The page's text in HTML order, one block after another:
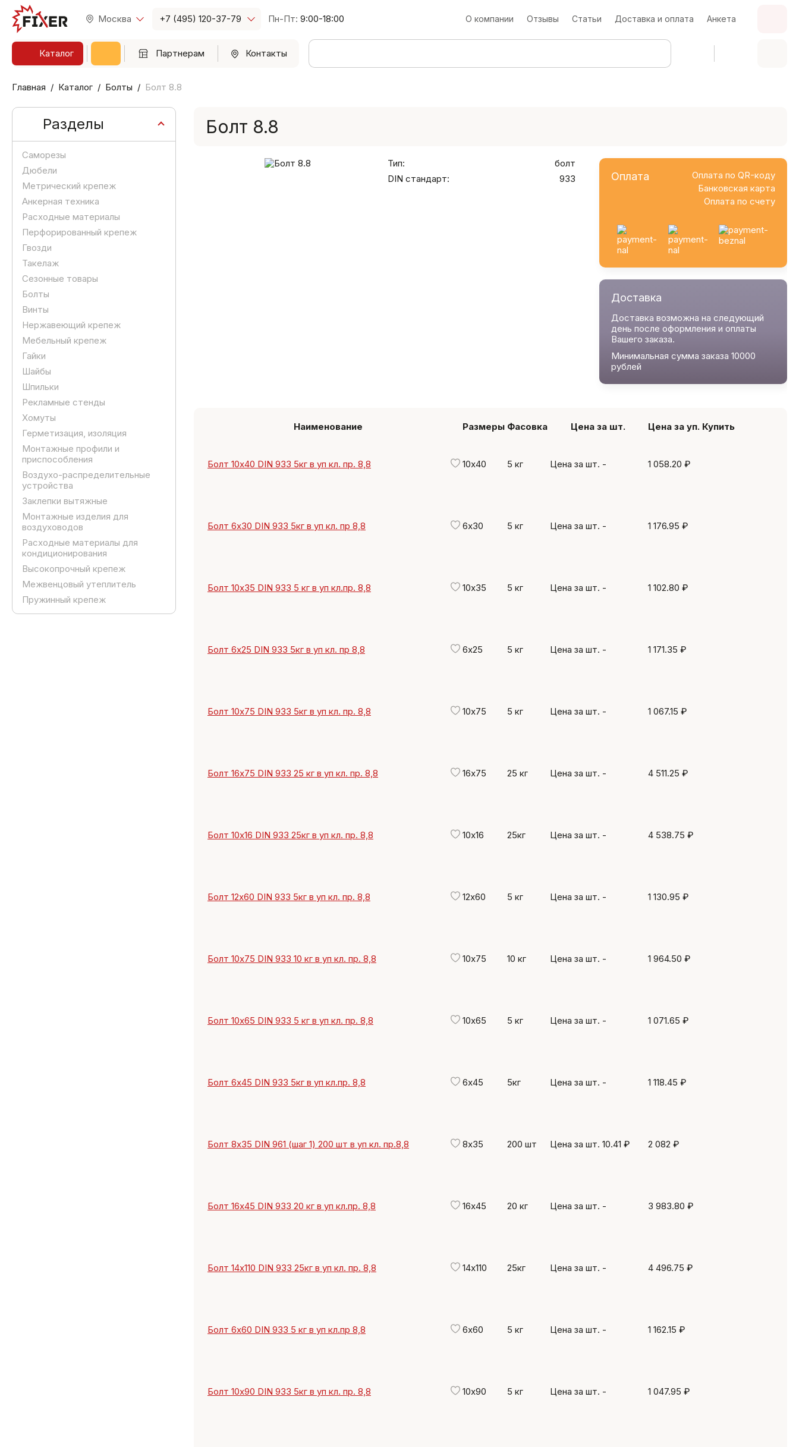
Москва +7 (495) 120-37-79 Пн-Пт: 9:00-18:00 О компании Отзывы Статьи Доставка и оплата Анкета
Каталог Партнерам Контакты
Главная Каталог Болты Болт 8.8
Разделы
Саморезы
Дюбели
Метрический крепеж
Анкерная техника
Расходные материалы
Перфорированный крепеж
Гвозди
Такелаж
Сезонные товары
Болты
Винты
Нержавеющий крепеж
Мебельный крепеж
Гайки
Шайбы
Шпильки
Рекламные стенды
Хомуты
Герметизация, изоляция
Монтажные профили и
приспособления
Воздухо-распределительные
устройства
Заклепки вытяжные
Монтажные изделия для
воздуховодов
Расходные материалы для
кондиционирования
Высокопрочный крепеж
Межвенцовый утеплитель
Пружинный крепеж
Болт 8.8
Тип:
болт
DIN стандарт:
933 Оплата
Оплата по QR-коду
Банковская карта
Оплата по счету
Доставка
Доставка возможна на следующий
день после оформления и оплаты
Вашего заказа.
Минимальная сумма заказа 10000
рублей
Наименование Размеры Фасовка Цена за шт. Цена за уп. Купить
Болт 10х40 DIN 933 5кг в уп кл. пр. 8,8 10х40 5 кг Цена за шт. - 1 058.20 ₽
Болт 6х30 DIN 933 5кг в уп кл. пр 8,8 6х30 5 кг Цена за шт. - 1 176.95 ₽
Болт 10х35 DIN 933 5 кг в уп кл.пр. 8,8 10х35 5 кг Цена за шт. - 1 102.80 ₽
Болт 6х25 DIN 933 5кг в уп кл. пр 8,8 6х25 5 кг Цена за шт. - 1 171.35 ₽
Болт 10х75 DIN 933 5кг в уп кл. пр. 8,8 10х75 5 кг Цена за шт. - 1 067.15 ₽
Болт 16х75 DIN 933 25 кг в уп кл. пр. 8,8 16х75 25 кг Цена за шт. - 4 511.25 ₽
Болт 10х16 DIN 933 25кг в уп кл. пр. 8,8 10х16 25кг Цена за шт. - 4 538.75 ₽
Болт 12х60 DIN 933 5кг в уп кл. пр. 8,8 12х60 5 кг Цена за шт. - 1 130.95 ₽
Болт 10х75 DIN 933 10 кг в уп кл. пр. 8,8 10х75 10 кг Цена за шт. - 1 964.50 ₽
Болт 10х65 DIN 933 5 кг в уп кл. пр. 8,8 10х65 5 кг Цена за шт. - 1 071.65 ₽
Болт 6х45 DIN 933 5кг в уп кл.пр. 8,8 6х45 5кг Цена за шт. - 1 118.45 ₽
Болт 8х35 DIN 961 (шаг 1) 200 шт в уп кл. пр.8,8 8х35 200 шт Цена за шт. 10.41 ₽ 2 082 ₽
Болт 16х45 DIN 933 20 кг в уп кл.пр. 8,8 16х45 20 кг Цена за шт. - 3 983.80 ₽
Болт 14х110 DIN 933 25кг в уп кл. пр. 8,8 14х110 25кг Цена за шт. - 4 496.75 ₽
Болт 6х60 DIN 933 5 кг в уп кл.пр 8,8 6х60 5 кг Цена за шт. - 1 162.15 ₽
Болт 10х90 DIN 933 5кг в уп кл. пр. 8,8 10х90 5 кг Цена за шт. - 1 047.95 ₽